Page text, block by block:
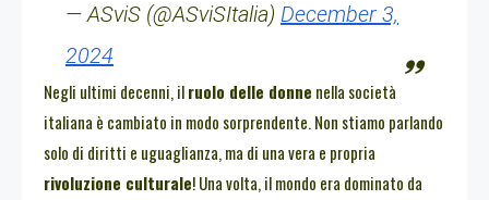
— ASviS (@ASviSItalia) December 3,
2024
Negli ultimi decenni, ilruolo delle donne nella società
italiana è cambiato in modo sorprendente. Non stiamo parlando
solo di diritti e uguaglianza, ma di una vera e propria
rivoluzione culturale! Una volta, il mondo era dominato da